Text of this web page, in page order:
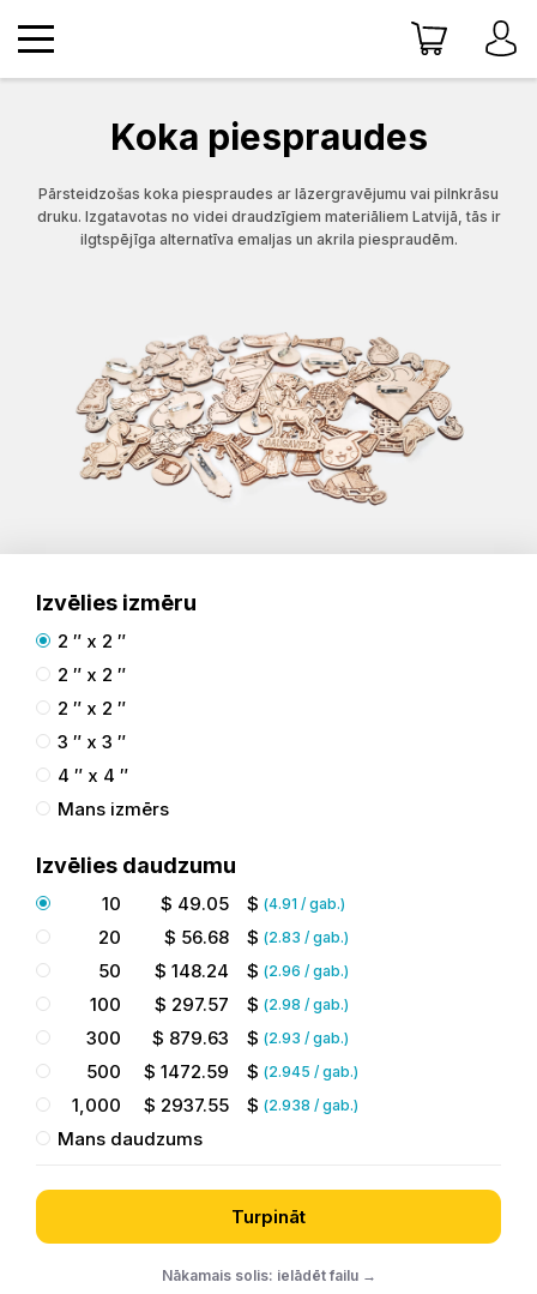
Koka piespraudes
Pārsteidzošas koka piespraudes ar lāzergravējumu vai pilnkrāsu
druku. Izgatavotas no videi draudzīgiem materiāliem Latvijā, tās ir
ilgtspējīga alternatīva emaljas un akrila piespraudēm.
Izvēlies izmēru
2 ″ x 2 ″
2 ″ x 2 ″
2 ″ x 2 ″
3 ″ x 3 ″
4 ″ x 4 ″
Mans izmērs
Izvēlies daudzumu
10 $ 49.05 $ (4.91 / gab.)
20 $ 56.68 $ (2.83 / gab.)
50 $ 148.24 $ (2.96 / gab.)
100 $ 297.57 $ (2.98 / gab.)
300 $ 879.63 $ (2.93 / gab.)
500 $ 1472.59 $ (2.945 / gab.)
1,000 $ 2937.55 $ (2.938 / gab.)
Mans daudzums
Turpināt
Nākamais solis: ielādēt failu →